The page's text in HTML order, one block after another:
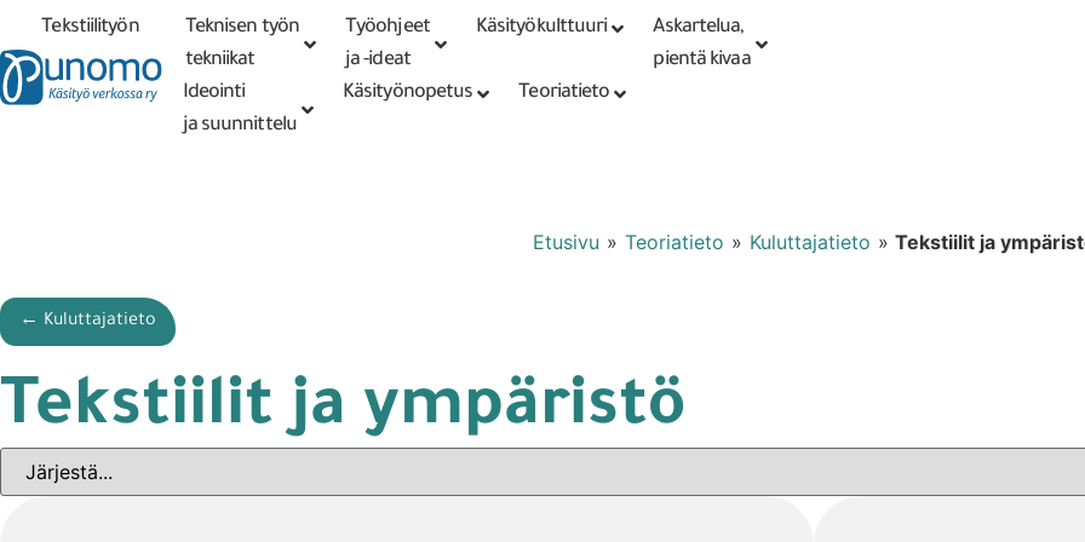
Tarkennettu PunomoputiikkiKirjaudu tai
rekisteröidy
Tekstiilityön
tekniikat
Teknisen työn
tekniikat
Työohjeet
ja -ideat
Käsityökulttuuri
Askartelua,
pientä kivaa
Ideointi
ja suunnittelu
Käsityönopetus Teoriatieto
Etusivu » Teoriatieto » Kuluttajatieto » Tekstiilit ja
← Kuluttajatieto
Tekstiilit ja ympäristö